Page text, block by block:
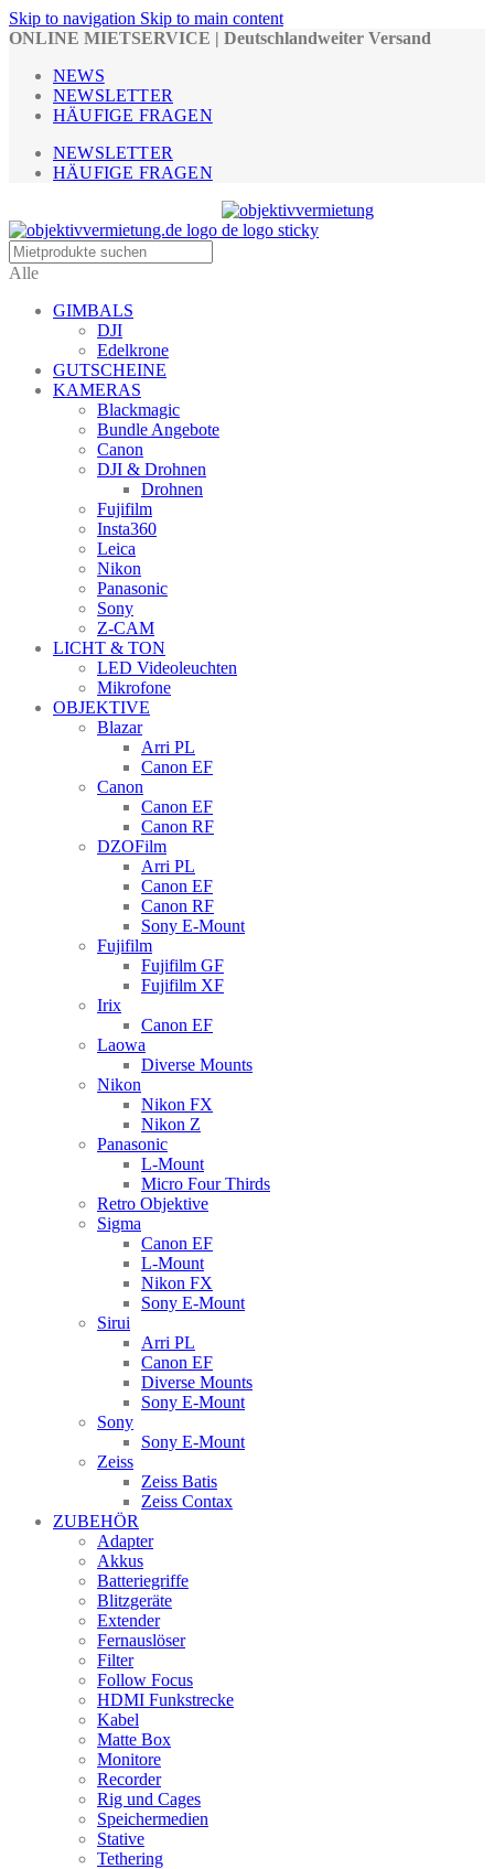
Skip to navigation Skip to main content
ONLINE MIETSERVICE | Deutschlandweiter Versand
NEWS
NEWSLETTER
HÄUFIGE FRAGEN
NEWSLETTER
HÄUFIGE FRAGEN
Alle
GIMBALS
DJI
Edelkrone
GUTSCHEINE
KAMERAS
Blackmagic
Bundle Angebote
Canon
DJI & Drohnen
Drohnen
Fujifilm
Insta360
Leica
Nikon
Panasonic
Sony
Z-CAM
LICHT & TON
LED Videoleuchten
Mikrofone
OBJEKTIVE
Blazar
Arri PL
Canon EF
Canon
Canon EF
Canon RF
DZOFilm
Arri PL
Canon EF
Canon RF
Sony E-Mount
Fujifilm
Fujifilm GF
Fujifilm XF
Irix
Canon EF
Laowa
Diverse Mounts
Nikon
Nikon FX
Nikon Z
Panasonic
L-Mount
Micro Four Thirds
Retro Objektive
Sigma
Canon EF
L-Mount
Nikon FX
Sony E-Mount
Sirui
Arri PL
Canon EF
Diverse Mounts
Sony E-Mount
Sony
Sony E-Mount
Zeiss
Zeiss Batis
Zeiss Contax
ZUBEHÖR
Adapter
Akkus
Batteriegriffe
Blitzgeräte
Extender
Fernauslöser
Filter
Follow Focus
HDMI Funkstrecke
Kabel
Matte Box
Monitore
Recorder
Rig und Cages
Speichermedien
Stative
Tethering